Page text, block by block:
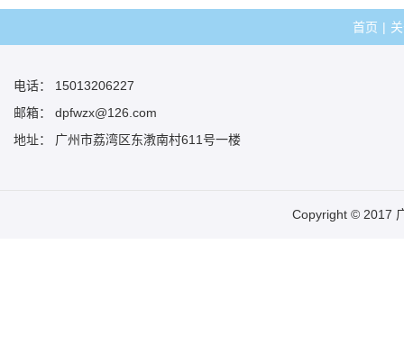
首页 |
电话： 15013206227
邮箱： dpfwzx@126.com
地址： 广州市荔湾区东漖南村611号一楼
Copyright © 2017